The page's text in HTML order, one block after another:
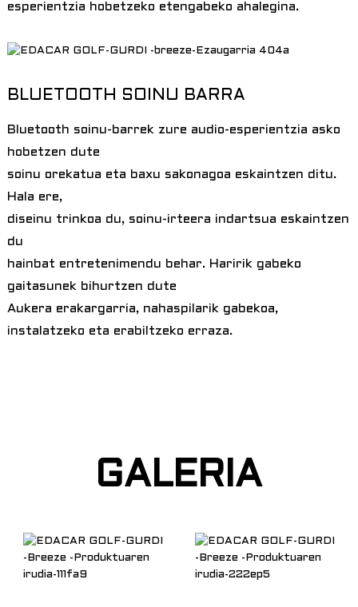
esperientzia hobetzeko etengabeko ahalegina.
BLUETOOTH SOINU BARRA
Bluetooth soinu-barrek zure audio-esperientzia asko
hobetzen dute
soinu orekatua eta baxu sakonagoa eskaintzen ditu.
Hala ere,
diseinu trinkoa du, soinu-irteera indartsua eskaintzen
du
hainbat entretenimendu behar. Haririk gabeko
gaitasunek bihurtzen dute
Aukera erakargarria, nahaspilarik gabekoa,
instalatzeko eta erabiltzeko erraza.
GALERIA